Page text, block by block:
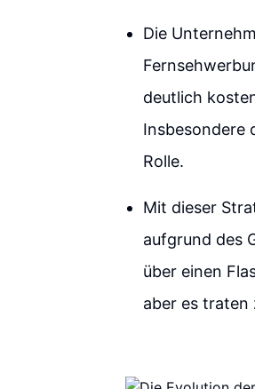
Die
deutlich
Insbesondere
Rolle.
Mit dieser
aufgrund des
über einen
aber es traten